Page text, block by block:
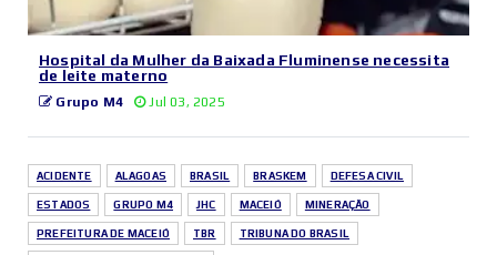
Hospital da Mulher da Baixada Fluminense necessita
de leite materno
Grupo M4 Jul 03, 2025
ACIDENTE ALAGOAS BRASIL BRASKEM DEFESA CIVIL
ESTADOS GRUPO M4 JHC MACEIÓ MINERAÇÃO
PREFEITURA DE MACEIÓ TBR TRIBUNA DO BRASIL